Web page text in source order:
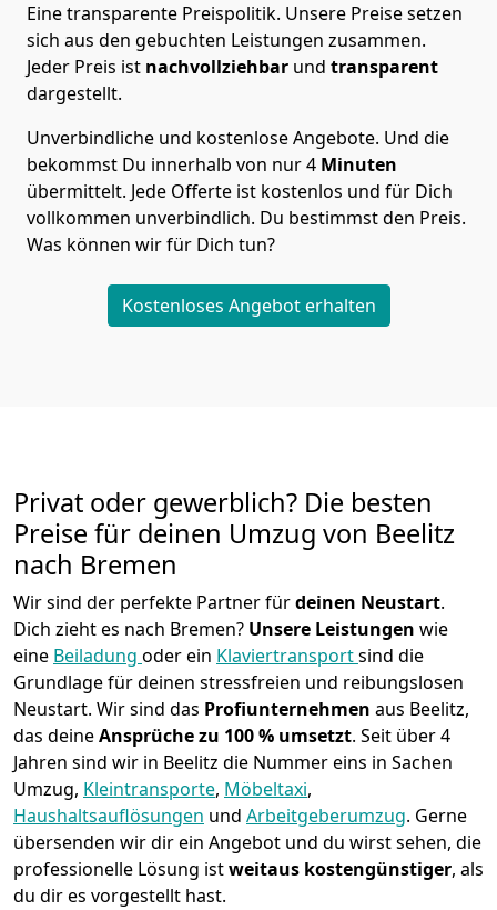
Eine transparente Preispolitik. Unsere Preise setzen
sich aus den gebuchten Leistungen zusammen.
Jeder Preis ist nachvollziehbar und transparent
dargestellt.
Unverbindliche und kostenlose Angebote. Und die
bekommst Du innerhalb von nur4 Minuten
übermittelt. Jede Offerte ist kostenlos und für Dich
vollkommen unverbindlich. Du bestimmst den Preis.
Was können wir für Dich tun?
Kostenloses Angebot erhalten
Privat oder gewerblich? Die besten
Preise für deinen Umzug von Beelitz
nach Bremen
Wir sind der perfekte Partner fürdeinen Neustart.
Dich zieht es nach Bremen? Unsere Leistungen wie
eine Beiladung oder ein Klaviertransportsind die
Grundlage für deinen stressfreien und reibungslosen
Neustart. Wir sind das Profiunternehmen aus Beelitz,
das deineAnsprüche zu 100 % umsetzt. Seit über 4
Jahren sind wir in Beelitz die Nummer eins in Sachen
Umzug, Kleintransporte, Möbeltaxi,
Haushaltsauflösungen und Arbeitgeberumzug. Gerne
übersenden wir dir ein Angebot und du wirst sehen, die
professionelle Lösung istweitaus kostengünstiger, als
du dir es vorgestellt hast.